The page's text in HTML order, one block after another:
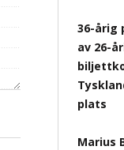
36-årig
av 26-
plats
Marius